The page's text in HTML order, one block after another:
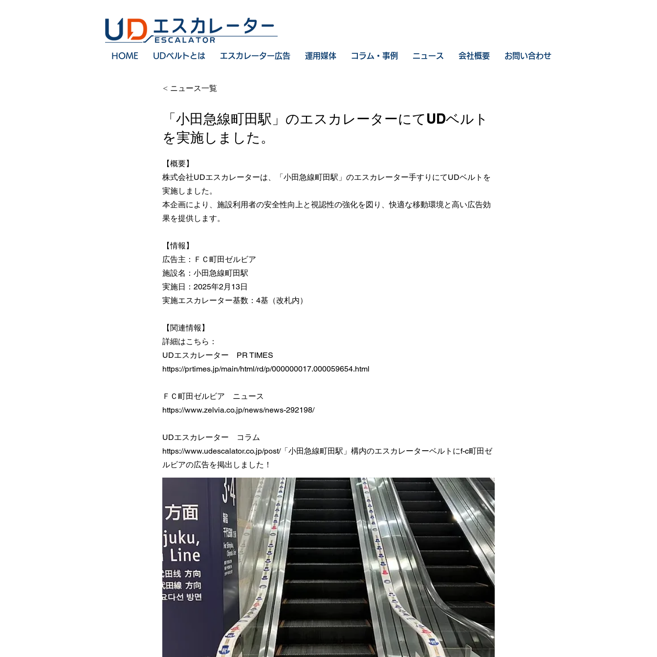
HOME UDベルトとは エスカレーター広告 運用媒体 コラム・事例 ニュース 会社概要 お問い合わせ
< ニュース一覧
「小田急線町田駅」のエスカレーターにてUDベルト
を実施しました。
【概要】
株式会社UDエスカレーターは、「小田急線町田駅」のエスカレーター手すりにてUDベルトを
実施しました。
本企画により、施設利用者の安全性向上と視認性の強化を図り、快適な移動環境と高い広告効
果を提供します。
【情報】
広告主：ＦＣ町田ゼルビア
施設名：小田急線町田駅
実施日：2025年2月13日
実施エスカレーター基数：4基（改札内）
【関連情報】
詳細はこちら：
UDエスカレーター PR TIMES
https://prtimes.jp/main/html/rd/p/000000017.000059654.html
ＦＣ町田ゼルビア ニュース
https://www.zelvia.co.jp/news/news-292198/
UDエスカレーター コラム
https://www.udescalator.co.jp/post/「小田急線町田駅」構内のエスカレーターベルトにf-c町田ゼ
ルビアの広告を掲出しました！